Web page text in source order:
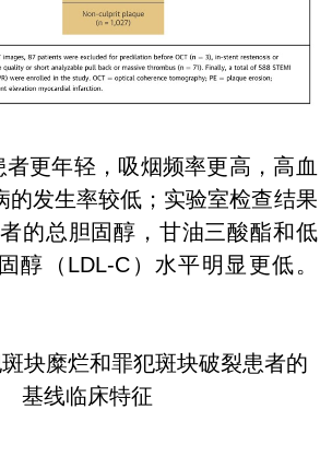
者更年轻，吸烟频率更高，高血
的发生率较低；实验室检查结果
的总胆固醇，甘油三酸酯和低
醇（ LDL-C ）水平明显更低。
块糜烂和罪犯斑块破裂患者的
基线临床特征